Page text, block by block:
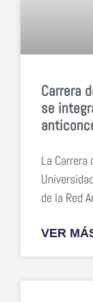
Carrera
se
La
de la Red
VER